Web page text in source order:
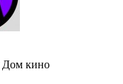
Дом кино